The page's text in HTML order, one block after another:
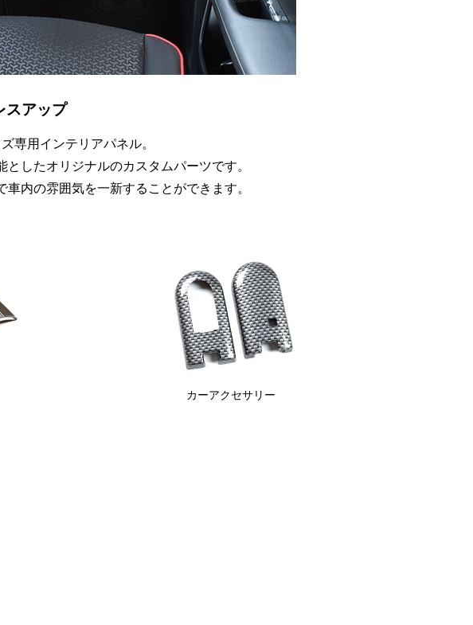
スアップ
専用インテリアパネル。
したオリジナルのカスタムパーツです。
内の雰囲気を一新することができます。
カーアクセサリー